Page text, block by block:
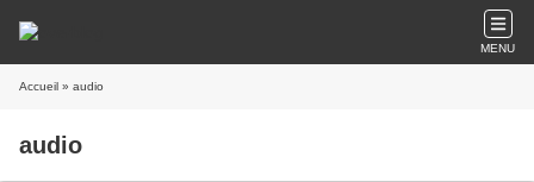
MENU
Accueil » audio
audio